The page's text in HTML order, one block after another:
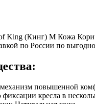
King (Кинг) M Кожа
по России по
повышенной
кресла в